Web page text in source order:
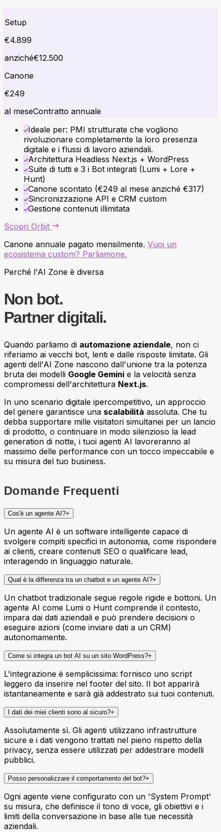
Setup
€4.899
anziché€12.500
Canone
€249
al meseContratto annuale
Ideale per: PMI strutturate che vogliono
rivoluzionare completamente la loro presenza
digitale e i flussi di lavoro aziendali.
Architettura Headless Next.js + WordPress
Suite di tutti e 3 i Bot integrati (Lumi + Lore +
Hunt)
Canone scontato (€249 al mese anziché €317)
Sincronizzazione API e CRM custom
Gestione contenuti illimitata
Scopri Orbit
Canone annuale pagato mensilmente. Vuoi un
ecosistema custom? Parliamone.
Perché l'AI Zone è diversa
Non bot.
Partner digitali.
Quando parliamo di automazione aziendale, non ci
riferiamo ai vecchi bot, lenti e dalle risposte limitate. Gli
agenti dell'AI Zone nascono dall'unione tra la potenza
bruta dei modelli Google Gemini e la velocità senza
compromessi dell'architettura Next.js.
In uno scenario digitale ipercompetitivo, un approccio
del genere garantisce una scalabilità assoluta. Che tu
debba supportare mille visitatori simultanei per un lancio
di prodotto, o continuare in modo silenzioso la lead
generation di notte, i tuoi agenti AI lavoreranno al
massimo delle performance con un tocco impeccabile e
su misura del tuo business.
Domande Frequenti
Cos'è un agente AI?+
Un agente AI è un software intelligente capace di
svolgere compiti specifici in autonomia, come rispondere
ai clienti, creare contenuti SEO o qualificare lead,
interagendo in linguaggio naturale.
Qual è la differenza tra un chatbot e un agente AI?+
Un chatbot tradizionale segue regole rigide e bottoni. Un
agente AI come Lumi o Hunt comprende il contesto,
impara dai dati aziendali e può prendere decisioni o
eseguire azioni (come inviare dati a un CRM)
autonomamente.
Come si integra un bot AI su un sito WordPress?+
L'integrazione è semplicissima: fornisco uno script
leggero da inserire nel footer del sito. Il bot apparirà
istantaneamente e sarà già addestrato sui tuoi contenuti.
I dati dei miei clienti sono al sicuro?+
Assolutamente sì. Gli agenti utilizzano infrastrutture
sicure e i dati vengono trattati nel pieno rispetto della
privacy, senza essere utilizzati per addestrare modelli
pubblici.
Posso personalizzare il comportamento del bot?+
Ogni agente viene configurato con un 'System Prompt'
su misura, che definisce il tono di voce, gli obiettivi e i
limiti della conversazione in base alle tue necessità
aziendali.